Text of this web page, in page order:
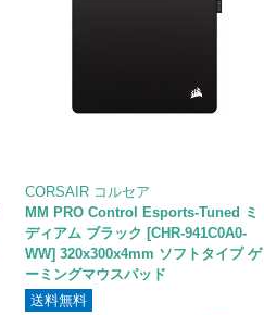
CORSAIR コルセア
MM PRO Control Esports-Tuned ミ
ディアム ブラック [CHR-941C0A0-
WW] 320x300x4mm ソフトタイプ ゲ
ーミングマウスパッド
送料無料